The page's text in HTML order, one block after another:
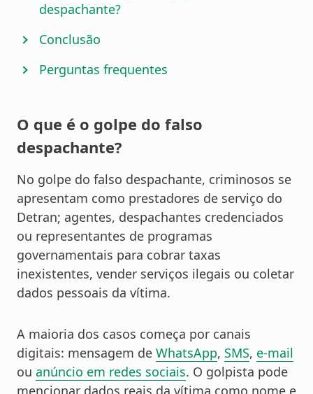
despachante?
Conclusão
Perguntas frequentes
O que é o golpe do falso
despachante?
No golpe do falso despachante, criminosos se
apresentam como prestadores de serviço do
Detran; agentes, despachantes credenciados
ou representantes de programas
governamentais para cobrar taxas
inexistentes, vender serviços ilegais ou coletar
dados pessoais da vítima.
A maioria dos casos começa por canais
digitais: mensagem de WhatsApp, SMS, e-mail
ou anúncio em redes sociais. O golpista pode